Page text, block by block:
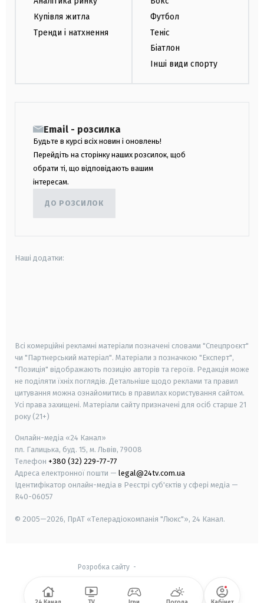
Купівля житла
Тренди і натхнення
Футбол
Теніс
Біатлон
Інші види спорту
Email - розсилка
Будьте в курсі всіх новин і оновлень!
Перейдіть на сторінку наших розсилок, щоб
обрати ті, що відповідають вашим
інтересам.
ДО РОЗСИЛОК
Наші додатки:
Всі комерційні рекламні матеріали позначені словами "Спецпроєкт"
чи "Партнерський матеріал". Матеріали з позначкою "Експерт",
"Позиція" відображають позицію авторів та героїв. Редакція може
не поділяти їхніх поглядів. Детальніше щодо реклами та правил
цитування можна ознайомитись в правилах користування сайтом.
Усі права захищені. Матеріали сайту призначені для осіб старше 21
року (21+)
Онлайн-медіа «24 Канал»
пл. Галицька, буд. 15, м. Львів, 79008
Телефон +380 (32) 229-77-77
Адреса електронної пошти — legal@24tv.com.ua
Ідентифікатор онлайн-медіа в Реєстрі суб'єктів у сфері медіа —
R40-06057
© 2005—2026, ПрАТ «Телерадіокомпанія "Люкс"», 24 Канал.
Розробка сайту-